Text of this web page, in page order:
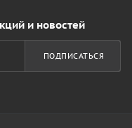
и новостей
ПОДПИСАТЬСЯ